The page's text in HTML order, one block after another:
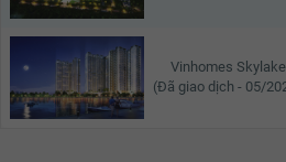
Vinhomes Skylake
(Đã giao dịch - 05/